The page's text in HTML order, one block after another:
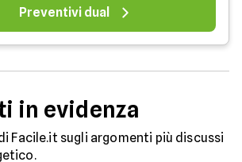
Preventivi dual
in evidenza
Facile.it sugli argomenti più discussi